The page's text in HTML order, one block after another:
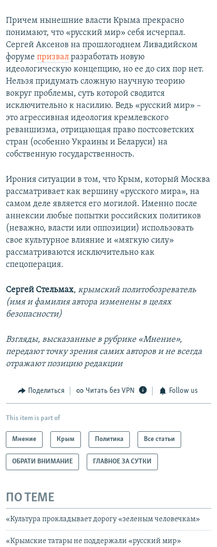
Причем нынешние власти Крыма прекрасно
понимают, что «русский мир» себя исчерпал.
Сергей Аксенов на прошлогоднем Ливадийском
форуме призвал разработать новую
идеологическую концепцию, но ее до сих пор нет.
Нельзя придумать сложную научную теорию
вокруг проблемы, суть которой сводится
исключительно к насилию. Ведь «русский мир» –
это агрессивная идеология кремлевского
реваншизма, отрицающая право постсоветских
стран (особенно Украины и Беларуси) на
собственную государственность.
Ирония ситуации в том, что Крым, который Москва
рассматривает как вершину «русского мира», на
самом деле является его могилой. Именно после
аннексии любые попытки российских политиков
(неважно, власти или оппозиции) использовать
свое культурное влияние и «мягкую силу»
рассматриваются исключительно как
спецоперация.
Сергей Стельмах, крымский политобозреватель
(имя и фамилия автора изменены в целях
безопасности)
Взгляды, высказанные в рубрике «Мнение»,
передают точку зрения самих авторов и не всегда
отражают позицию редакции
Поделиться Читать без VPN Follow us
This item is part of
Мнение Крым Политика Все статьи
ОБРАТИ ВНИМАНИЕ ГЛАВНОЕ ЗА СУТКИ
ПО ТЕМЕ
«Культура прокладывает дорогу «зеленым человечкам»
«Крымские татары не поддержали «русский мир»